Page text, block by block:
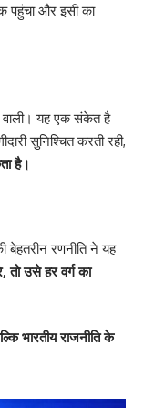
पहुंचा और इसी का
वाली। यह एक संकेत है
सुनिश्चित करती रही,
है।
बेहतरीन रणनीति ने यह
तो उसे हर वर्ग का
भारतीय राजनीति के